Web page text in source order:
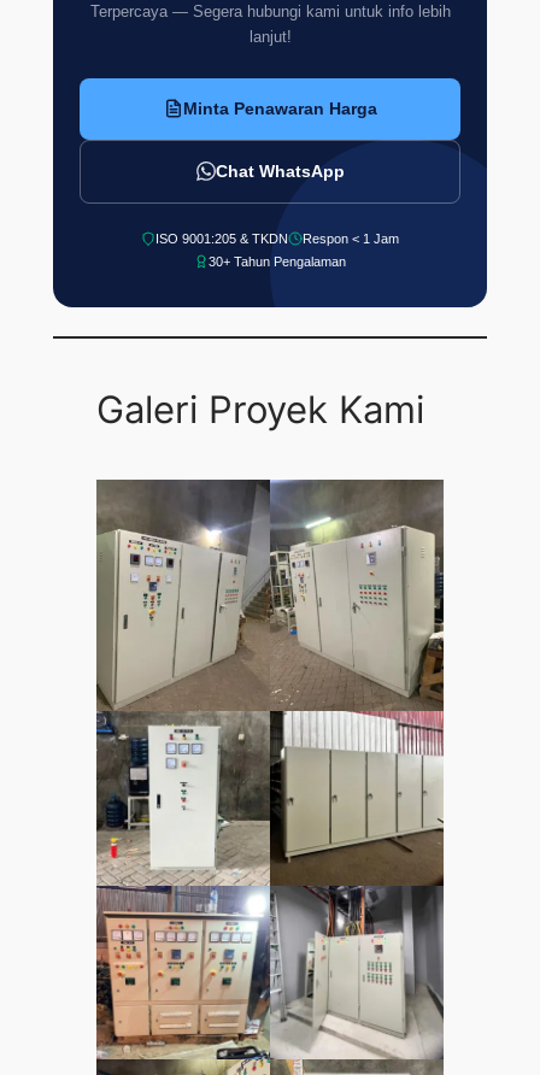
Terpercaya — Segera hubungi kami untuk info lebih
lanjut!
Minta Penawaran Harga
Chat WhatsApp
ISO 9001:205 & TKDN
Respon < 1 Jam
30+ Tahun Pengalaman
Galeri Proyek Kami